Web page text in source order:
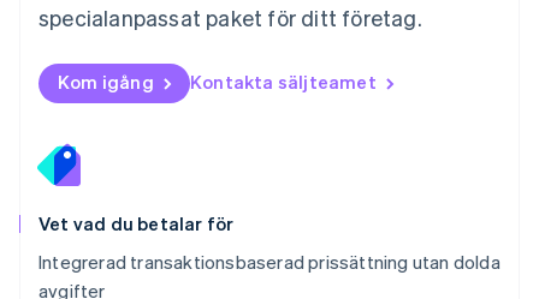
specialanpassat paket för ditt företag.
Kom igång Kontakta säljteamet
Vet vad du betalar för
Integrerad transaktionsbaserad prissättning utan dolda
avgifter
English
Português English
Rumänien
Schweiz
Deutsch
English简体中文
English